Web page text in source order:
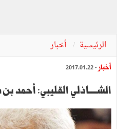
الرئيسية أخبار
أخبار - 2017.01.22
الشـــــاذلي القليبي: أحمد‭ ‬بن‭ ‬صالح،‭ ‬رجُل‭ ‬الحيوية‭ ‬والعزم